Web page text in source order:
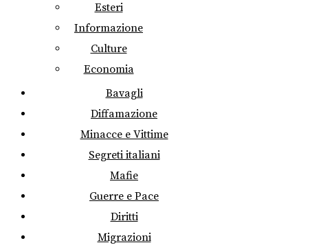
Esteri
Informazione
Culture
Economia
Bavagli
Diffamazione
Minacce e Vittime
Segreti italiani
Mafie
Guerre e Pace
Diritti
Migrazioni